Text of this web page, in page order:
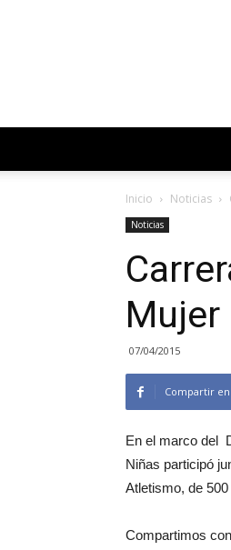
Inicio Noticias
Noticias
Mujer
07/04/2015
Compartir
En el marco del
Niñas participó
Atletismo, de
Compartimos